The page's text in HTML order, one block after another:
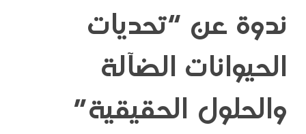
ندوة عن “تحديات
الحيوانات الضآلة
والحلول الحقيقية”